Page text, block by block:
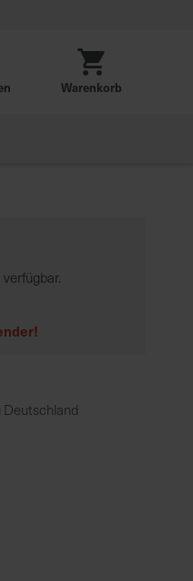
Warenkorb
Deutschland